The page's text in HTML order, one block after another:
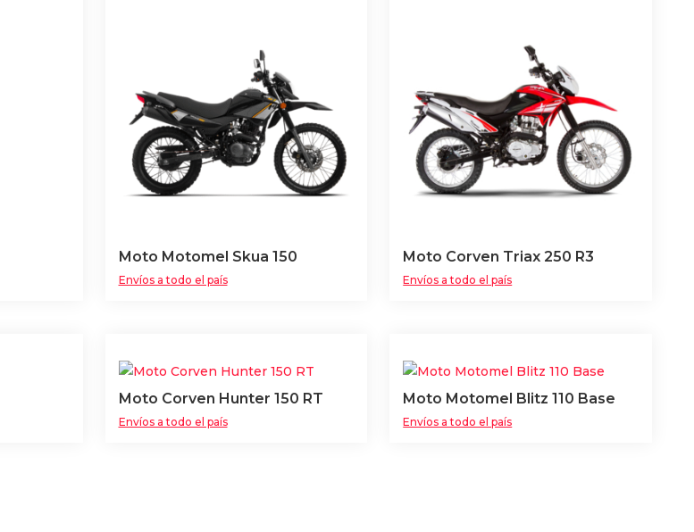
Moto Motomel Skua 150
Envíos a todo el país
Moto Corven Triax 250 R3
Envíos a todo el país
Moto Corven Hunter 150 RT
Envíos a todo el país
Moto Motomel Blitz 110 Base
Envíos a todo el país